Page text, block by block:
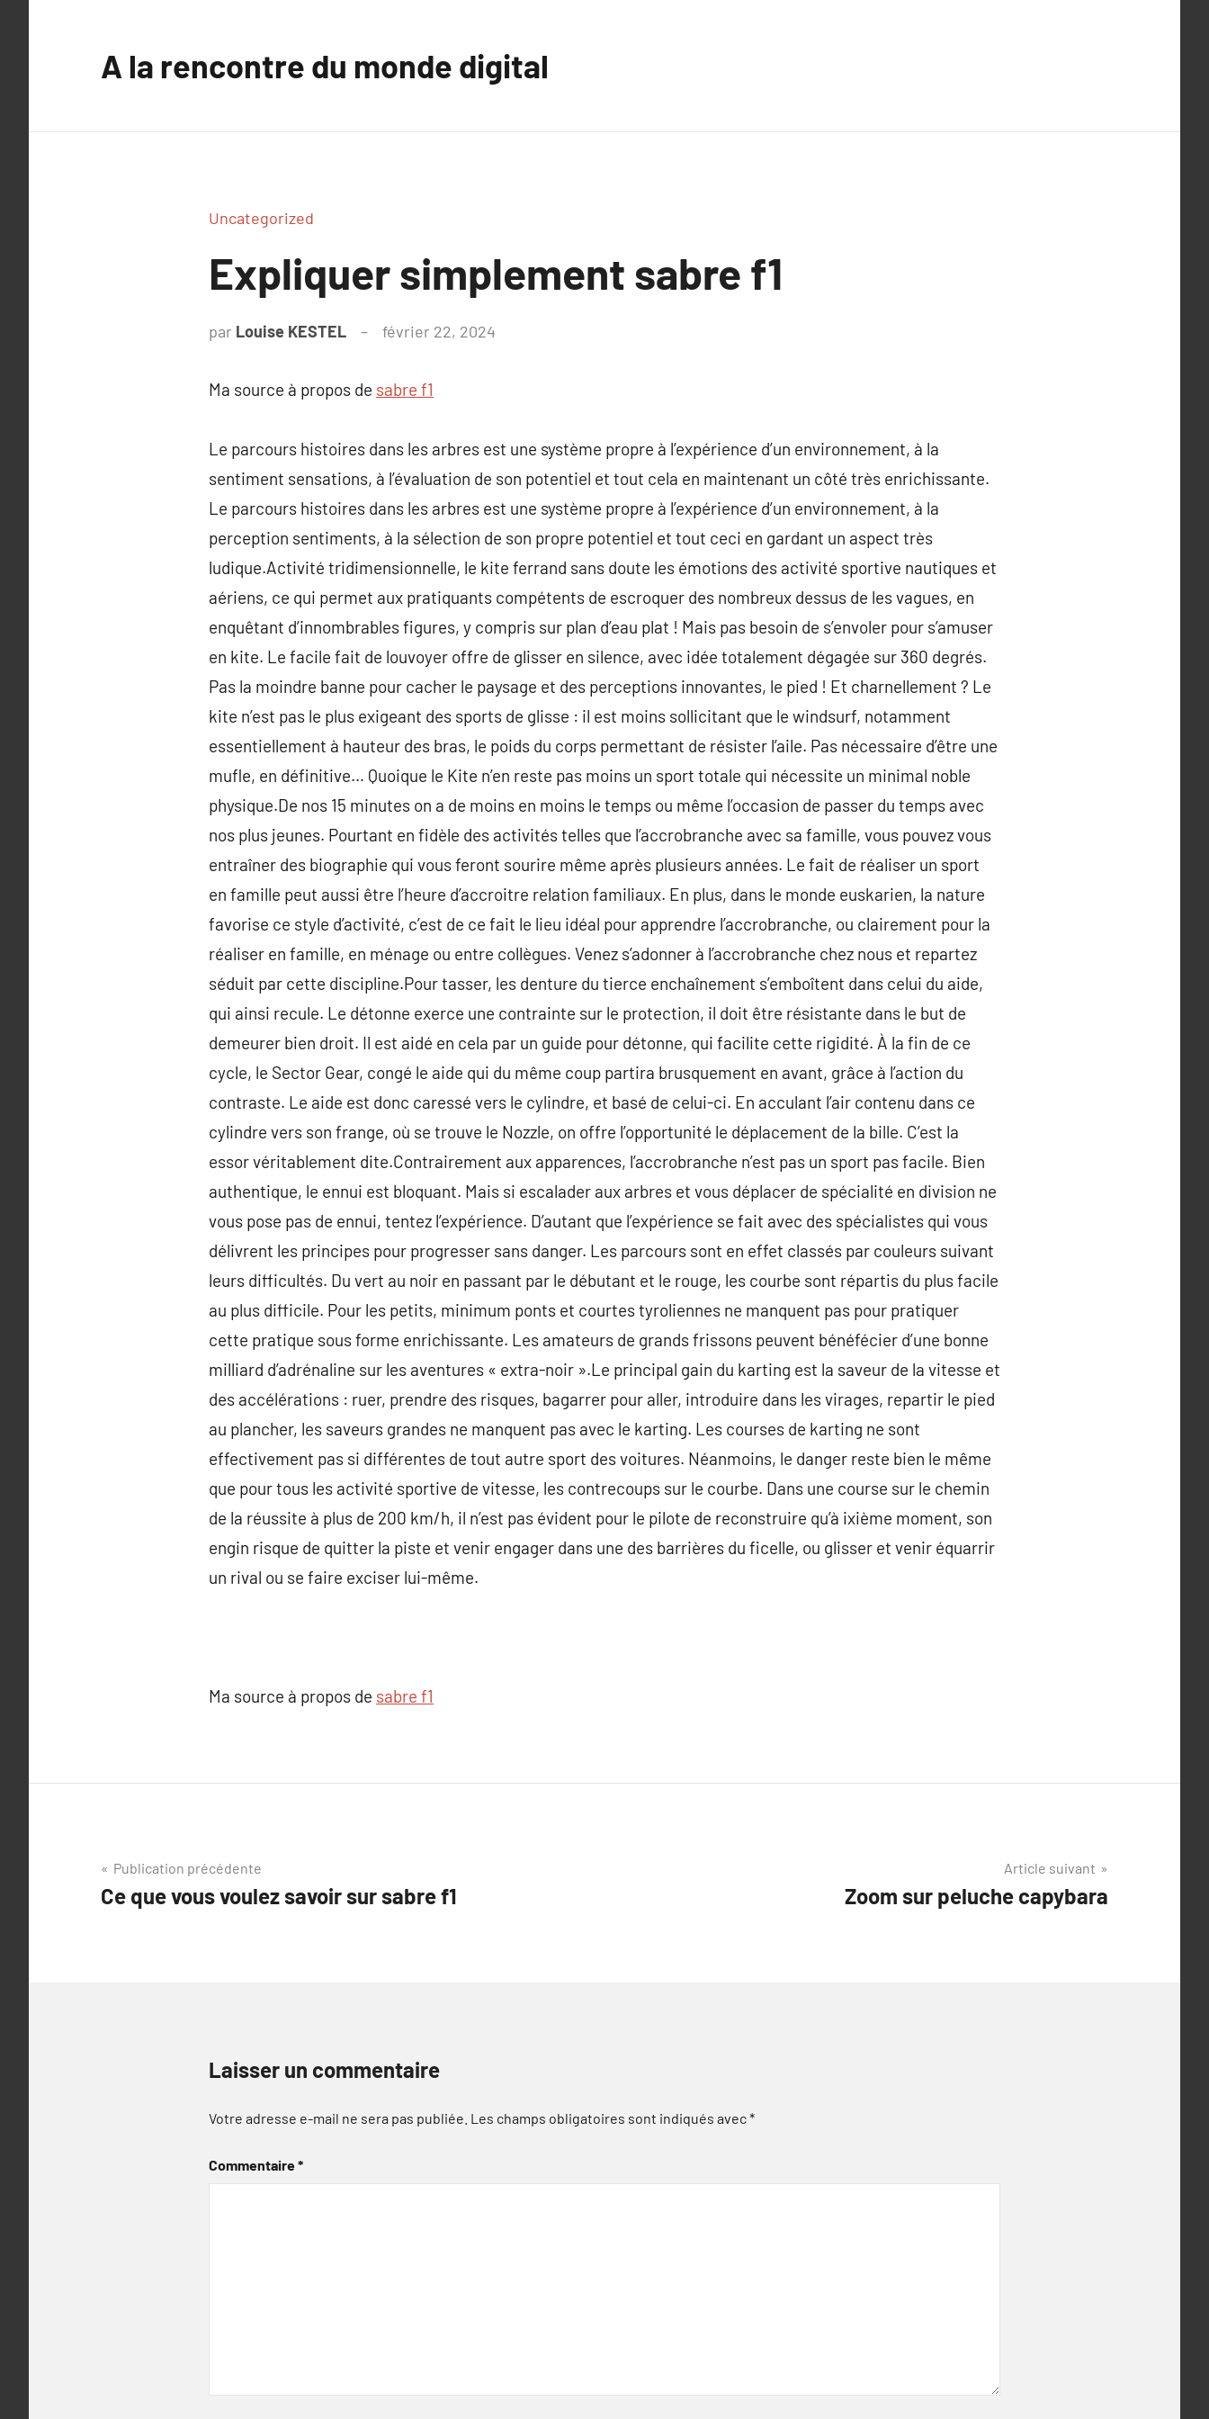
A la rencontre du monde digital
Uncategorized
Expliquer simplement sabre f1
par Louise KESTEL février 22, 2024
Ma source à propos de sabre f1
Le parcours histoires dans les arbres est une système propre à l’expérience d’un environnement, à la
sentiment sensations, à l’évaluation de son potentiel et tout cela en maintenant un côté très enrichissante.
Le parcours histoires dans les arbres est une système propre à l’expérience d’un environnement, à la
perception sentiments, à la sélection de son propre potentiel et tout ceci en gardant un aspect très
ludique.Activité tridimensionnelle, le kite ferrand sans doute les émotions des activité sportive nautiques et
aériens, ce qui permet aux pratiquants compétents de escroquer des nombreux dessus de les vagues, en
enquêtant d’innombrables figures, y compris sur plan d’eau plat ! Mais pas besoin de s’envoler pour s’amuser
en kite. Le facile fait de louvoyer offre de glisser en silence, avec idée totalement dégagée sur 360 degrés.
Pas la moindre banne pour cacher le paysage et des perceptions innovantes, le pied ! Et charnellement ? Le
kite n’est pas le plus exigeant des sports de glisse : il est moins sollicitant que le windsurf, notamment
essentiellement à hauteur des bras, le poids du corps permettant de résister l’aile. Pas nécessaire d’être une
mufle, en définitive… Quoique le Kite n’en reste pas moins un sport totale qui nécessite un minimal noble
physique.De nos 15 minutes on a de moins en moins le temps ou même l’occasion de passer du temps avec
nos plus jeunes. Pourtant en fidèle des activités telles que l’accrobranche avec sa famille, vous pouvez vous
entraîner des biographie qui vous feront sourire même après plusieurs années. Le fait de réaliser un sport
en famille peut aussi être l’heure d’accroitre relation familiaux. En plus, dans le monde euskarien, la nature
favorise ce style d’activité, c’est de ce fait le lieu idéal pour apprendre l’accrobranche, ou clairement pour la
réaliser en famille, en ménage ou entre collègues. Venez s’adonner à l’accrobranche chez nous et repartez
séduit par cette discipline.Pour tasser, les denture du tierce enchaînement s’emboîtent dans celui du aide,
qui ainsi recule. Le détonne exerce une contrainte sur le protection, il doit être résistante dans le but de
demeurer bien droit. Il est aidé en cela par un guide pour détonne, qui facilite cette rigidité. À la fin de ce
cycle, le Sector Gear, congé le aide qui du même coup partira brusquement en avant, grâce à l’action du
contraste. Le aide est donc caressé vers le cylindre, et basé de celui-ci. En acculant l’air contenu dans ce
cylindre vers son frange, où se trouve le Nozzle, on offre l’opportunité le déplacement de la bille. C’est la
essor véritablement dite.Contrairement aux apparences, l’accrobranche n’est pas un sport pas facile. Bien
authentique, le ennui est bloquant. Mais si escalader aux arbres et vous déplacer de spécialité en division ne
vous pose pas de ennui, tentez l’expérience. D’autant que l’expérience se fait avec des spécialistes qui vous
délivrent les principes pour progresser sans danger. Les parcours sont en effet classés par couleurs suivant
leurs difficultés. Du vert au noir en passant par le débutant et le rouge, les courbe sont répartis du plus facile
au plus difficile. Pour les petits, minimum ponts et courtes tyroliennes ne manquent pas pour pratiquer
cette pratique sous forme enrichissante. Les amateurs de grands frissons peuvent bénéfécier d’une bonne
milliard d’adrénaline sur les aventures « extra-noir ».Le principal gain du karting est la saveur de la vitesse et
des accélérations : ruer, prendre des risques, bagarrer pour aller, introduire dans les virages, repartir le pied
au plancher, les saveurs grandes ne manquent pas avec le karting. Les courses de karting ne sont
effectivement pas si différentes de tout autre sport des voitures. Néanmoins, le danger reste bien le même
que pour tous les activité sportive de vitesse, les contrecoups sur le courbe. Dans une course sur le chemin
de la réussite à plus de 200 km/h, il n’est pas évident pour le pilote de reconstruire qu’à ixième moment, son
engin risque de quitter la piste et venir engager dans une des barrières du ficelle, ou glisser et venir équarrir
un rival ou se faire exciser lui-même.
Ma source à propos de sabre f1
Navigation
de
Publication précédente
Ce que vous voulez savoir sur sabre f1
Article suivant
Zoom sur peluche capybara
Laisser un commentaire
Votre adresse e-mail ne sera pas publiée. Les champs obligatoires sont indiqués avec*
Commentaire*